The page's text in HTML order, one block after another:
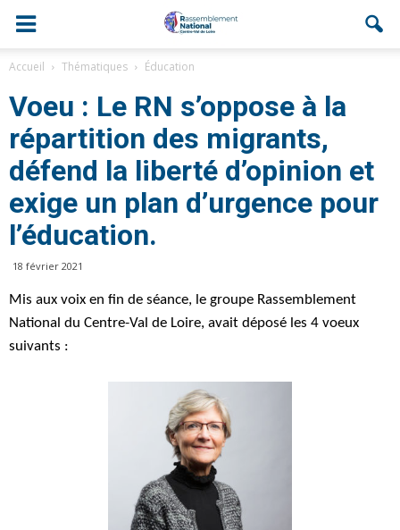
Accueil Thématiques Éducation
Voeu : Le RN s’oppose à la
répartition des migrants,
défend la liberté d’opinion et
exige un plan d’urgence pour
l’éducation.
18 février 2021
Mis aux voix en fin de séance, le groupe Rassemblement
National du Centre-Val de Loire, avait déposé les 4 voeux
suivants :